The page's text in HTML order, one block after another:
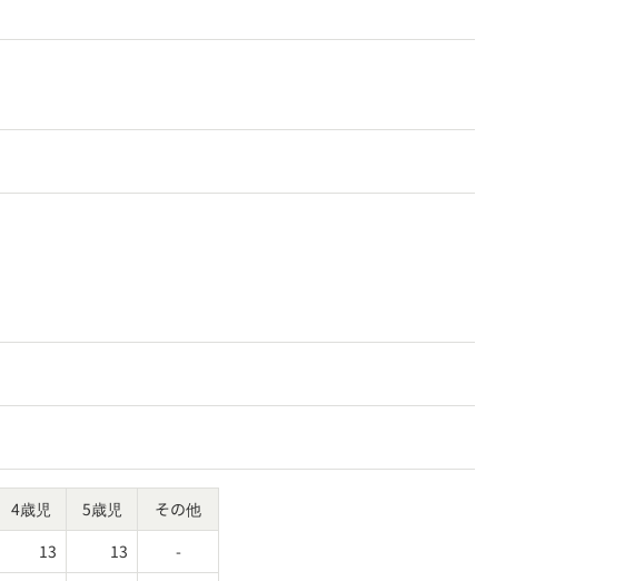
4歳児 5歳児
その他
13 13
-